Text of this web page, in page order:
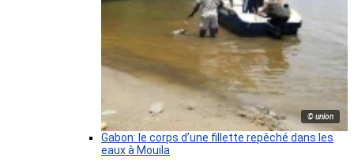
© union
Gabon: le corps d’une fillette repêché dans les
eaux à Mouila